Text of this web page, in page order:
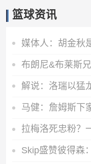
篮球资讯